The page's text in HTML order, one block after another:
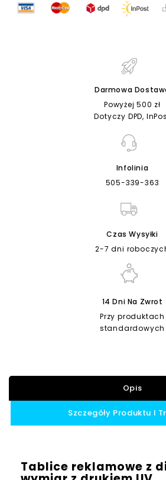
Darmowa
Powyżej 500 zł
Dotyczy DPD,
Infolinia
505-339-363
Czas Wysyłki
2-7 dni
14 Dni Na Zwrot
Przy produktach
standardowych
Opis
Szczegóły Produktu I
Tablice reklamowe z